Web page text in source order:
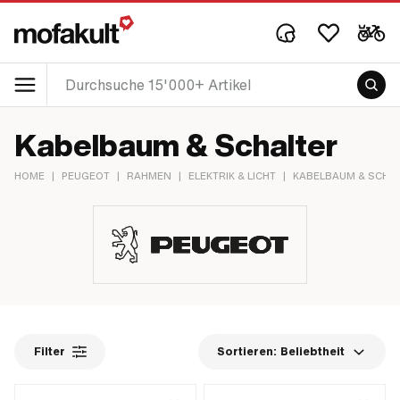
Kabelbaum & Schalter
HOME | PEUGEOT | RAHMEN | ELEKTRIK & LICHT | KABELBAUM &
Filter Sortieren: Beliebtheit